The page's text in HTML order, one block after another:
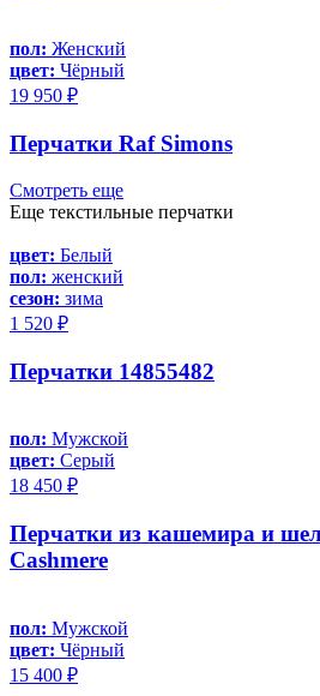
пол: Женский
цвет: Чёрный
19 950 ₽
Перчатки Raf Simons
Смотреть еще
Еще текстильные перчатки
цвет: Белый
пол: женский
сезон: зима
1 520 ₽
Перчатки 14855482
пол: Мужской
цвет: Серый
18 450 ₽
Перчатки из кашемира и
Cashmere
пол: Мужской
цвет: Чёрный
15 400 ₽